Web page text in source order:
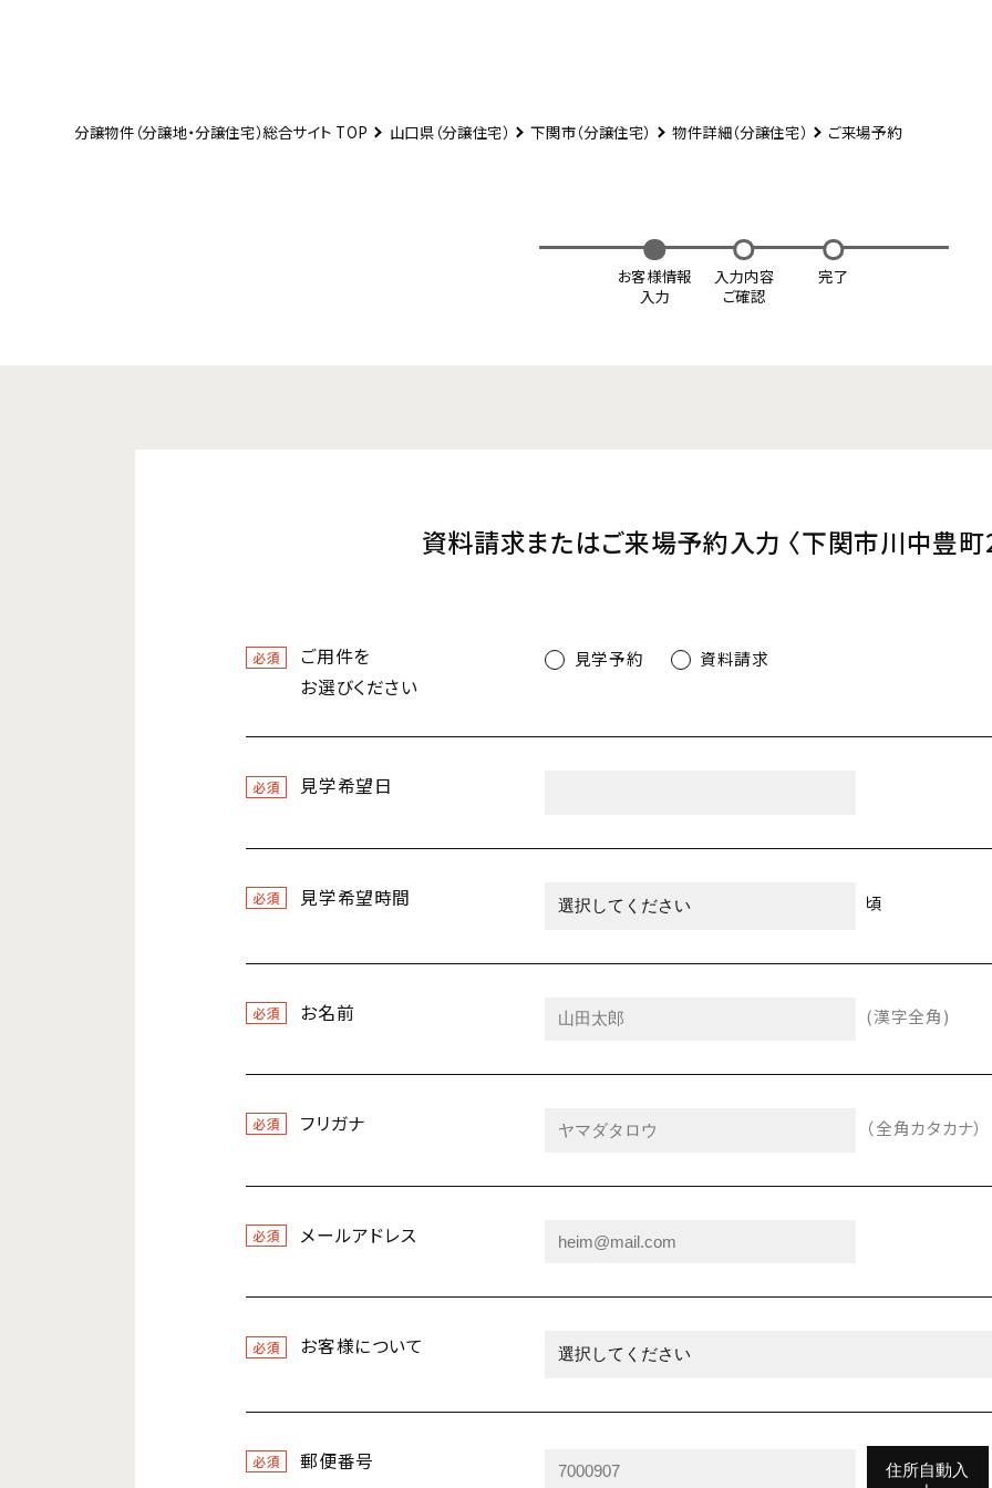
分譲物件（分譲地・分譲住宅）総合サイト TOP 山口県（分譲住宅） 下関市（分譲住宅） 物件詳細（分譲住宅） ご来場予約
お客様情報
入力
入力内容
ご確認
完了
資料請求またはご来場予約入力 〈下関市川中豊町
必須
ご用件を
お選びください
見学予約 資料請求
必須 見学希望日
必須 見学希望時間 頃
必須 お名前 (漢字全角)
必須 フリガナ （全角カタカナ）
必須 メールアドレス
必須 お客様について
必須 郵便番号
住所自動入